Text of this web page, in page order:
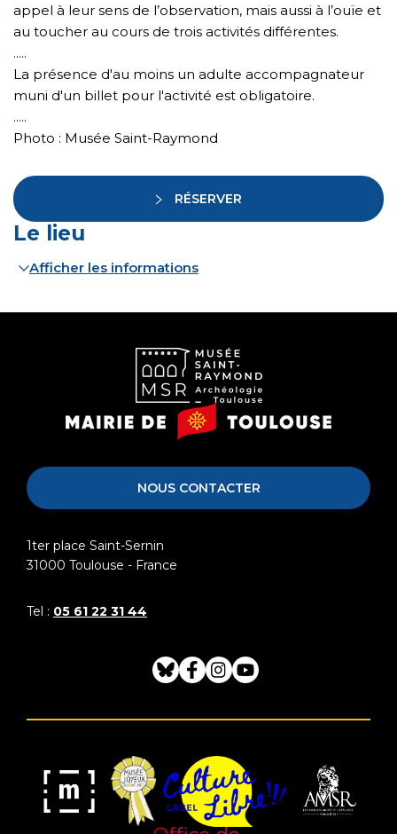
appel à leur sens de l’observation, mais aussi à l’ouïe et
au toucher au cours de trois activités différentes.
.....
La présence d'au moins un adulte accompagnateur
muni d'un billet pour l'activité est obligatoire.
.....
Photo : Musée Saint-Raymond
RÉSERVER
Le lieu
Afficher les informations
Musée
Saint-
Mairie
de
NOUS CONTACTER
1ter place Saint-Sernin
31000 Toulouse - France
Tel : 05 61 22 31 44
BlueskyFacebook
Instagram
Youtube